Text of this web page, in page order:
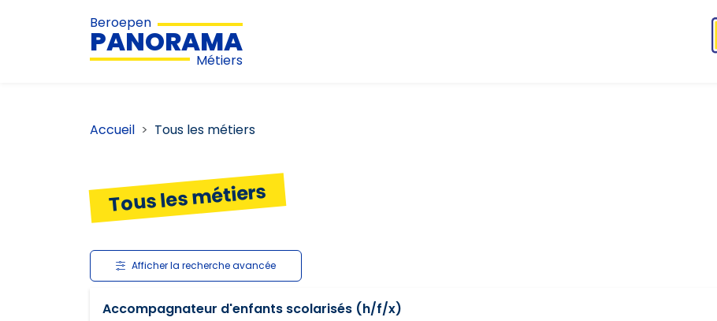
Beroepen
PANORAMA
Métiers
Accueil Tous les métiers
Tous les métiers
Afficher la recherche avancée
Accompagnateur d'enfants scolarisés (h/f/x)